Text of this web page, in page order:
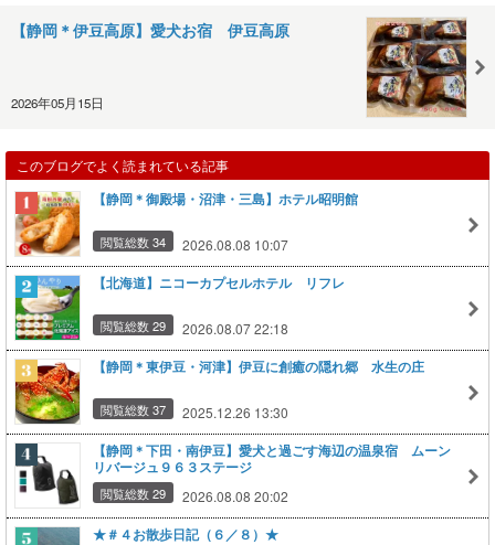
【静岡＊伊豆高原】愛犬お宿 伊豆高原
2026年05月15日
このブログでよく読まれている記事
【静岡＊御殿場・沼津・三島】ホテル昭明館
閲覧総数 34 2026.08.08 10:07
【北海道】ニコーカプセルホテル リフレ
閲覧総数 29 2026.08.07 22:18
【静岡＊東伊豆・河津】伊豆に創癒の隠れ郷 水生の庄
閲覧総数 37 2025.12.26 13:30
【静岡＊下田・南伊豆】愛犬と過ごす海辺の温泉宿 ムーン
リバージュ９６３ステージ
閲覧総数 29 2026.08.08 20:02
★＃４お散歩日記（６／８）★